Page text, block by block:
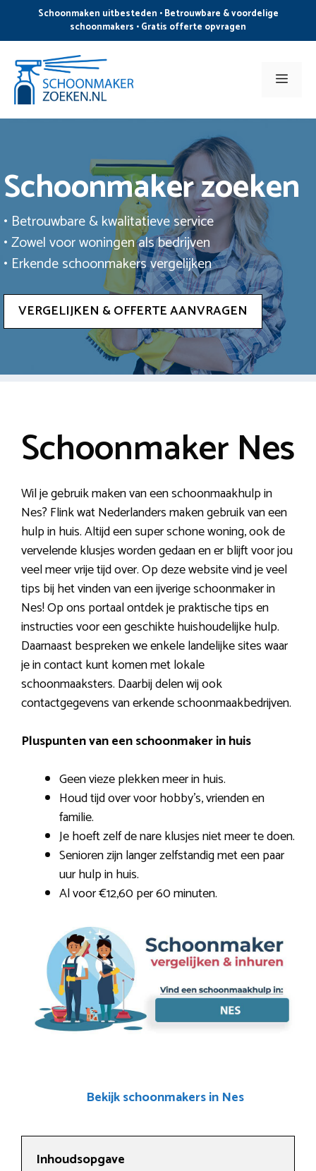
de
inhoud
Schoonmaken uitbesteden • Betrouwbare & voordelige
schoonmakers • Gratis offerte opvragen
Menu
Schoonmaker zoeken
• Betrouwbare & kwalitatieve service
• Zowel voor woningen als bedrijven
• Erkende schoonmakers vergelijken
VERGELIJKEN & OFFERTE AANVRAGEN
Schoonmaker Nes
Wil je gebruik maken van een schoonmaakhulp in
Nes? Flink wat Nederlanders maken gebruik van een
hulp in huis. Altijd een super schone woning, ook de
vervelende klusjes worden gedaan en er blijft voor jou
veel meer vrije tijd over. Op deze website vind je veel
tips bij het vinden van een ijverige schoonmaker in
Nes! Op ons portaal ontdek je praktische tips en
instructies voor een geschikte huishoudelijke hulp.
Daarnaast bespreken we enkele landelijke sites waar
je in contact kunt komen met lokale
schoonmaaksters. Daarbij delen wij ook
contactgegevens van erkende schoonmaakbedrijven.
Pluspunten van een schoonmaker in huis
Geen vieze plekken meer in huis.
Houd tijd over voor hobby’s, vrienden en
familie.
Je hoeft zelf de nare klusjes niet meer te doen.
Senioren zijn langer zelfstandig met een paar
uur hulp in huis.
Al voor €12,60 per 60 minuten.
Bekijk schoonmakers in Nes
Inhoudsopgave